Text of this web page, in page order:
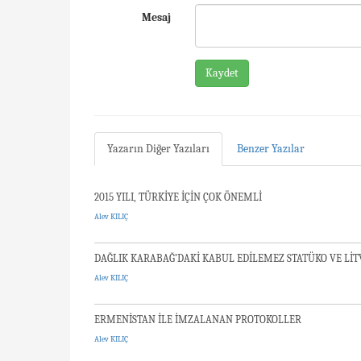
Mesaj
Kaydet
Yazarın Diğer Yazıları Benzer Yazılar
2015 YILI, TÜRKİYE İÇİN ÇOK ÖNEMLİ
Alev KILIÇ
DAĞLIK KARABAĞ’DAKİ KABUL EDİLEMEZ STATÜKO VE
Alev KILIÇ
ERMENİSTAN İLE İMZALANAN PROTOKOLLER
Alev KILIÇ